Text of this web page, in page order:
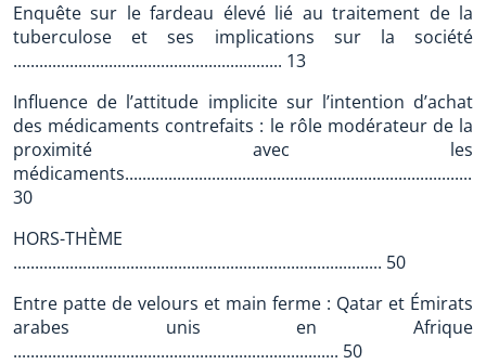
Enquête sur le fardeau élevé lié au traitement de la
tuberculose et ses implications sur la société
.............................................................. 13
Influence de l’attitude implicite sur l’intention d’achat
des médicaments contrefaits : le rôle modérateur de la
proximité avec les
médicaments...................................................................................
30
HORS-THÈME
..................................................................................... 50
Entre patte de velours et main ferme : Qatar et Émirats
arabes unis en Afrique
........................................................................... 50